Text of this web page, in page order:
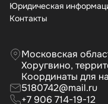
Юридическая
Контакты
Московская
Хоругвино,
Координаты для
5180742@mail.ru
+7 906 714-19-12